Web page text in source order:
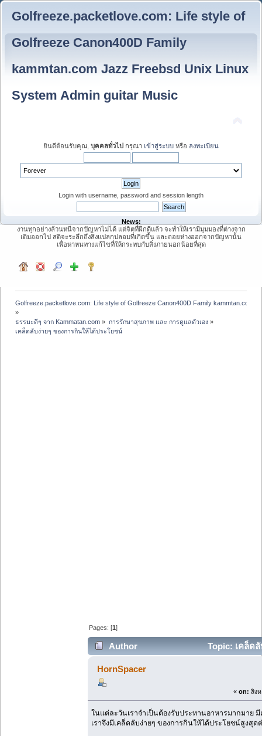
Golfreeze.packetlove.com: Life style of
Golfreeze Canon400D Family
kammtan.com Jazz Freebsd Unix Linux
System Admin guitar Music
ยินดีต้อนรับคุณ, บุคคลทั่วไป กรุณา เข้าสู่ระบบ หรือ ลงทะเบียน
Login with username, password and session length
News:
งานทุกอย่างล้วนหนีจากปัญหาไม่ได้ แต่จิตที่ฝึกดีแล้ว จะทำให้เรามีมุมมองที่ต่างจาก
เดิมออกไป สติจะระลึกถึงสิ่งแปลกปลอมที่เกิดขึ้น และถอยห่างออกจากปัญหานั้น
เพื่อหาหนทางแก้ไขที่ให้กระทบกับสิ่งภายนอกน้อยที่สุด
Golfreeze.packetlove.com: Life style of Golfreeze Canon400D Family kammtan.com
»
ธรรมะดีๆ จาก Kammatan.com » การรักษาสุขภาพ และ การดูแลตัวเอง»
เคล็ดลับง่ายๆ ของการกินให้ได้ประโยชน์
Pages: [1]
Author Topic: เคล็ด
HornSpacer
« on: สิง
ในแต่ละวันเราจำเป็นต้องรับประทานอาหารมากมา
เราจึงมีเคล็ดลับง่ายๆ ของการกินให้ได้ประโยชน์สูงสุ